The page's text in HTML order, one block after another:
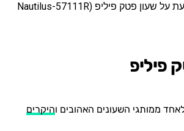
מה אתם צריכים לדעת על שעון פטק פיליפ (Nautilus-57111R
פיליפ
ממותגי השעונים האהובים והיקרים